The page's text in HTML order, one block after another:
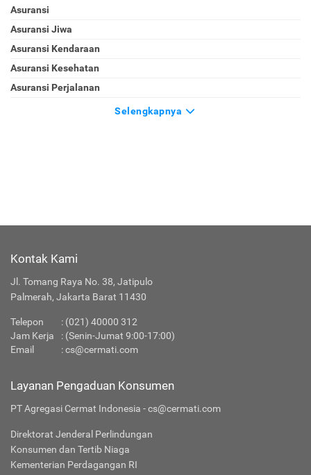
Asuransi
Asuransi Jiwa
Asuransi Kendaraan
Asuransi Kesehatan
Asuransi Perjalanan
Selengkapnya
Kontak Kami
Jl. Tomang Raya No. 38, Jatipulo
Palmerah, Jakarta Barat 11430
Telepon : (021) 40000 312
Jam Kerja
: (Senin-Jumat 9:00-17:00)
Email
:cs@cermati.com
Layanan Pengaduan Konsumen
PT Agregasi Cermat Indonesia - cs@cermati.com
Direktorat Jenderal Perlindungan
Konsumen dan Tertib Niaga
Kementerian Perdagangan RI